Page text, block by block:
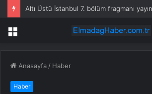
Altı Üstü İstanbul 7. bölüm fragmanı
Menü
Anasayfa / Haber
Haber